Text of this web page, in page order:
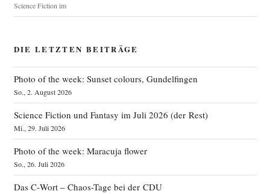
Science Fiction im
DIE LETZTEN BEITRÄGE
Photo of the week: Sunset colours, Gundelfingen
So., 2. August 2026
Science Fiction und Fantasy im Juli 2026 (der Rest)
Mi., 29. Juli 2026
Photo of the week: Maracuja flower
So., 26. Juli 2026
Das C‑Wort – Chaos-Tage bei der CDU